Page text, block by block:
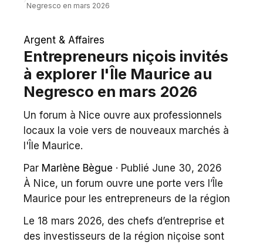
Negresco en mars 2026
Argent & Affaires
Entrepreneurs niçois invités
à explorer l'Île Maurice au
Negresco en mars 2026
Un forum à Nice ouvre aux professionnels
locaux la voie vers de nouveaux marchés à
l'Île Maurice.
Par Marlène Bègue · Publié June 30, 2026
À Nice, un forum ouvre une porte vers l’Île
Maurice pour les entrepreneurs de la région
Le 18 mars 2026, des chefs d’entreprise et
des investisseurs de la région niçoise sont